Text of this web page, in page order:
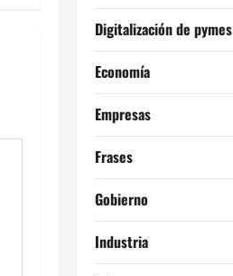
Digitalización de pymes
Economía
Empresas
Frases
Gobierno
Industria